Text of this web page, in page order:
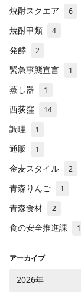
焼酎スクエア 6
焼酎甲類 4
発酵 2
緊急事態宣言 1
蒸し器 1
西荻窪 14
調理 1
通販 1
金麦スタイル 2
青森りんご 1
青森食材 2
食の安全推進課 1
アーカイブ
2026年